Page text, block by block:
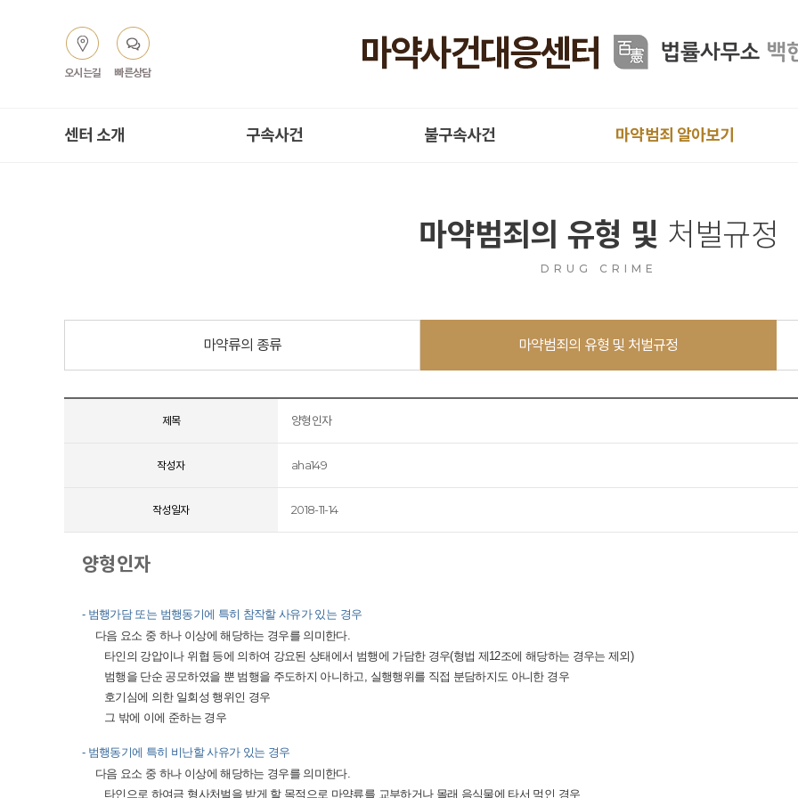
오시는길 빠른상담
센터 소개 구속사건 불구속사건 마약범죄 알아보기
마약범죄의 유형 및 처벌규정
DRUG CRIME
마약류의 종류 마약범죄의 유형 및 처벌규정
제목 양형인자
작성자 aha149
작성일자 2018-11-14
양형인자
- 범행가담 또는 범행동기에 특히 참작할 사유가 있는 경우
다음 요소 중 하나 이상에 해당하는 경우를 의미한다.
타인의 강압이나 위협 등에 의하여 강요된 상태에서 범행에 가담한 경우(형법 제12조에 해당하는 경우는 제외)
범행을 단순 공모하였을 뿐 범행을 주도하지 아니하고, 실행행위를 직접 분담하지도 아니한 경우
호기심에 의한 일회성 행위인 경우
그 밖에 이에 준하는 경우
- 범행동기에 특히 비난할 사유가 있는 경우
다음 요소 중 하나 이상에 해당하는 경우를 의미한다.
타인으로 하여금 형사처벌을 받게 할 목적으로 마약류를 교부하거나 몰래 음식물에 타서 먹인 경우